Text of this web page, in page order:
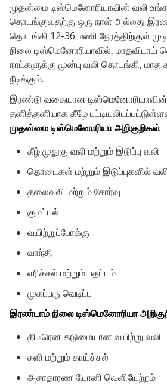
முதன்மை டிஸ்மெனோரியாவின் வலி
தொடங்குவதற்கு ஒரு நாள் அல்லது
தொடங்கி 12-36 மணி நேரத்திற்குள்
நிலை டிஸ்மெனோரியாவில், மாதவிடாய்
நாட்களுக்கு முன்பு வலி தொடங்கி, மாத
நீடிக்கும்.
இரண்டு வகையான டிஸ்மெனோரியாவின்
தனித்தனியாக கீழே
முதன்மை டிஸ்மெனோரியா அறிகுறிகள்
கீழ் முதுகு வலி மற்றும் இடுப்பு வலி
தொடைகள் மற்றும் இடுப்புகளில்
தலைவலி மற்றும் சோர்வு
குமட்டல்
வயிற்றுப்போக்கு
வாந்தி
எரிச்சல் மற்றும் பதட்டம்
முகப்பரு வெடிப்பு
இரண்டாம் நிலை டிஸ்மெனோரியா
திடீரென கடுமையான வயிற்று வலி
சளி மற்றும் காய்ச்சல்
அசாதாரண யோனி வெளியேற்றம்